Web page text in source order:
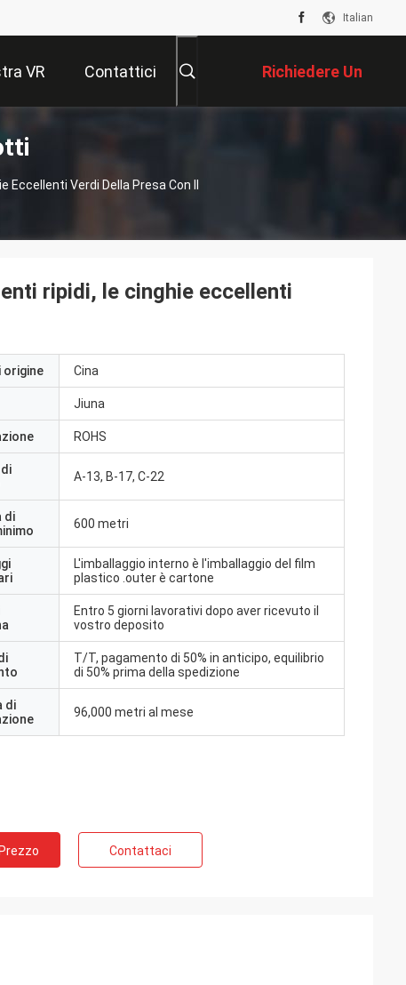
Italian
VR Contattici Richiedere Un
Preventivo
Verdi Della Presa Con Il
ripidi, le cinghie eccellenti
origine Cina
Jiuna
ROHS
A-13, B-17, C-22
di
600 metri
L'imballaggio interno è l'imballaggio del film
plastico .outer è cartone
Entro 5 giorni lavorativi dopo aver ricevuto il
vostro deposito
T/T, pagamento di 50% in anticipo, equilibrio
di 50% prima della spedizione
di
96,000 metri al mese
Contattaci